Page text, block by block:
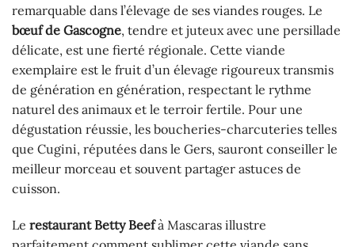
remarquable dans l’élevage de ses viandes rouges. Le
bœuf de Gascogne, tendre et juteux avec une persillade
délicate, est une fierté régionale. Cette viande
exemplaire est le fruit d’un élevage rigoureux transmis
de génération en génération, respectant le rythme
naturel des animaux et le terroir fertile. Pour une
dégustation réussie, les boucheries-charcuteries telles
que Cugini, réputées dans le Gers, sauront conseiller le
meilleur morceau et souvent partager astuces de
cuisson.
Le restaurant Betty Beefà Mascaras illustre